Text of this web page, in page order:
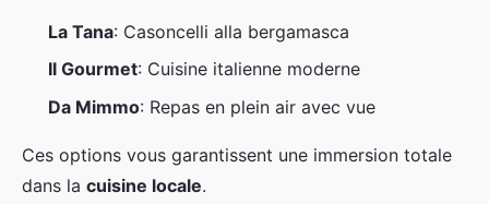
La Tana: Casoncelli alla bergamasca
Il Gourmet: Cuisine italienne moderne
Da Mimmo: Repas en plein air avec vue
Ces options vous garantissent une immersion totale
dans la cuisine locale.